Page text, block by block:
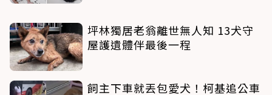
坪林獨居老翁離世無人知 13犬守
屋護遺體伴最後一程
飼主下車就丟包愛犬！柯基追公車